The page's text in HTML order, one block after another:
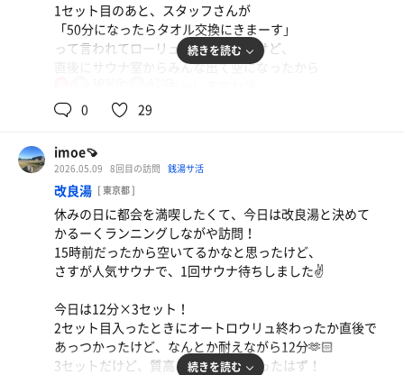
麻辣湯 2辛
気になってた麻辣湯の初デビュー 辛いもの好きな私で
も、丁度いい辛さ 色々入れすぎて、具材覚えてない🤣
七宝麻辣湯が行列だったので、 アトレ6Fの韓国料理
🇰🇷 ランニングしたから炭水化物許せる！
1セット目のあと、スタッフさんが
「50分になったらタオル交換にきまーす」
って言われてローリュ終わったんだけど、
直後にサウナ室からみんな出て空になったから
ってタオル交換ささっとしてくれた🥺💕
気遣いにキュン🫰
とっても温かい気持ちになりました🌱
続きを読む
0 29
imoe🍠
2026.05.09 8回目の訪問 銭湯サ活
改良湯 [ 東京都 ]
休みの日に都会を満喫したくて、今日は改良湯と決めて
かるーくランニングしながや訪問！
15時前だったから空いてるかなと思ったけど、
さすが人気サウナで、1回サウナ待ちしました✌️
今日は12分×3セット！
2セット目入ったときにオートロウリュ終わったか直後で
あっつかったけど、なんとか耐えながら12分🫶🏻
3セットだけど、質高めの3セットだったはず！
続きを読む